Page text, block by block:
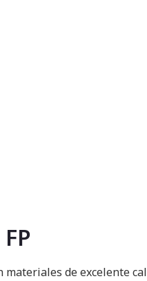
materiales de excelente